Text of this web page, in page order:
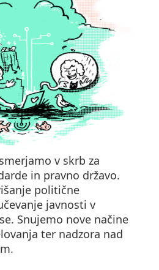
v skrb za
in pravno državo.
politične
javnosti v
Snujemo nove načine
ter nadzora nad